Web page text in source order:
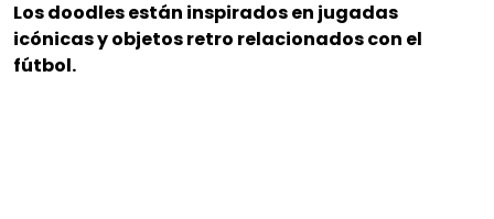
Los doodles están inspirados en jugadas
icónicas y objetos retro relacionados con el
fútbol.